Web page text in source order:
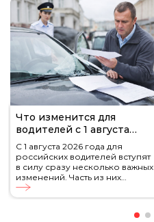
Что изменится для
водителей с 1 августа
2026 года
С 1 августа 2026 года для
российских водителей вступят
в силу сразу несколько важных
изменений. Часть из них
касается обязательного
страхования ОСАГО, другие